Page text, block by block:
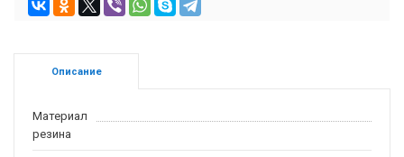
Описание
Материал
резина